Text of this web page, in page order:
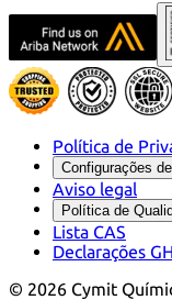
Política de
Configurações
Aviso legal
Política de
Lista CAS
Declarações
© 2026 Cymit